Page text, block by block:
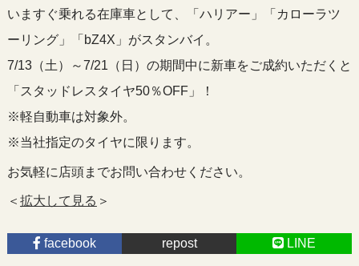
いますぐ乗れる在庫車として、「ハリアー」「カローラツ
ーリング」「bZ4X」がスタンバイ。
7/13（土）～7/21（日）の期間中に新車をご成約いただくと
「スタッドレスタイヤ50％OFF」！
※軽自動車は対象外。
※当社指定のタイヤに限ります。
お気軽に店頭までお問い合わせください。
＜ 拡大して見る ＞
facebook repost LINE